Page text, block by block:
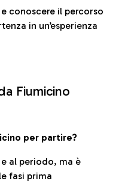
conoscere il percorso
in un’esperienza
Fiumicino
per partire?
e al periodo, ma è
fasi prima